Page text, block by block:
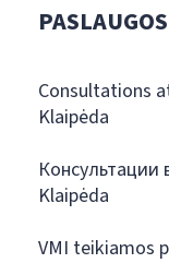
PASLAUGOS
Consultations
Klaipėda
Консультации
Klaipėda
VMI teikiamos